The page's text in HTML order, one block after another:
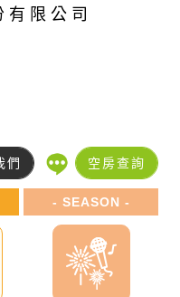
限公司
們 空房查詢
- SEASON -